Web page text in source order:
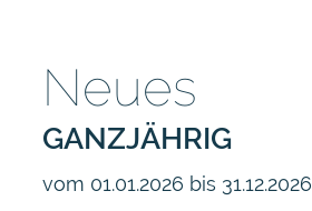
Neues
GANZJÄHRIG
vom 01.01.2026 bis 31.12.2026